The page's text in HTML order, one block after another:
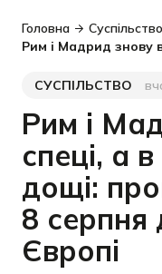
Головна
Суспільство
Категорія
СУСПІЛЬСТВО
Дата публікації
Рим і
спеці, а
дощі:
8 серпня
Європі